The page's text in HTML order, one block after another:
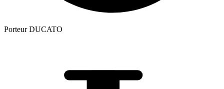
Porteur DUCATO